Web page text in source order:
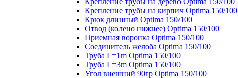
Крепление трубы на дерево Optima 150/100
Крепление трубы на кирпич Optima 150/100
Крюк длинный Optima 150/100
Отвод (колено нижнее) Optima 150/100
Приемная воронка Optima 150/100
Соединитель желоба Optima 150/100
Труба L=1m Optima 150/100
Труба L=3m Optima 150/100
Угол внешний 90гр Optima 150/100